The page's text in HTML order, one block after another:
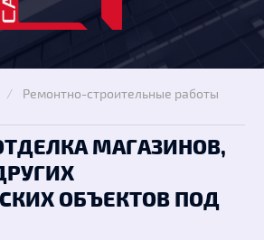
/ Ремонтно-строительные работы
МАГАЗИНОВ,
ОБЪЕКТОВ ПОД